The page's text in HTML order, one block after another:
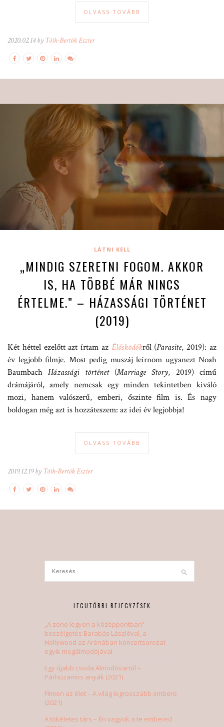
OLVASS TOVÁBB
2020.02.14 by Tóth-Bertók Eszter
LÁTNI KELL
„MINDIG SZERETNI FOGOM. AKKOR
IS, HA TÖBBÉ MÁR NINCS
ÉRTELME.” – HÁZASSÁGI TÖRTÉNET
(2019)
Két héttel ezelőtt azt írtam az Élősködőkről (Parasite, 2019): az
év legjobb filmje. Most pedig muszáj leírnom ugyanezt Noah
BaumbachHázassági történet(Marriage Story, 2019) című
drámájáról, amely nemcsak egy minden tekintetben kiváló
mozi, hanem valószerű, emberi, őszinte film is. És nagy
boldogan még azt is hozzáteszem: az idei év legjobbja!
OLVASS TOVÁBB
2019.12.19 by Tóth-Bertók Eszter
LEGUTÓBBI BEJEGYZÉSEK
„A zene legyen a középpontban” –
beszélgetés Barabás Lászlóval, a
Hollywood az Arénában koncertsorozat
egyik megálmodójával
Egy újabb csoda Almodóvartól –
Párhuzamos anyák (2021)
Filmen az élet – A világ legrosszabb embere
(2021)
A tökéletes társ – Én vagyok a te embered